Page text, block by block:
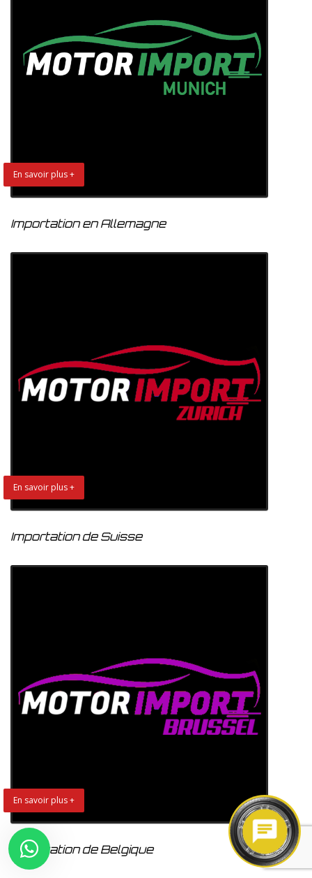
En savoir plus +
Importation en Allemagne
En savoir plus +
Importation de Suisse
En savoir plus +
Importation de Belgique